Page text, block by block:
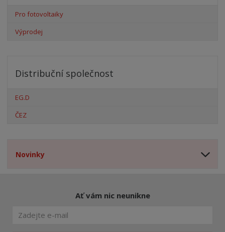
Pro fotovoltaiky
Výprodej
Distribuční společnost
EG.D
ČEZ
Novinky
Ať vám nic neunikne